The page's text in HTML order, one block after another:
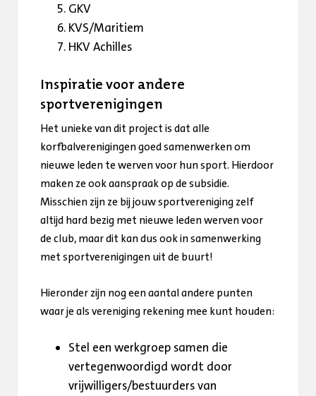
GKV
KVS/Maritiem
HKV Achilles
Inspiratie voor andere
sportverenigingen
Het unieke van dit project is dat alle
korfbalverenigingen goed samenwerken om
nieuwe leden te werven voor hun sport. Hierdoor
maken ze ook aanspraak op de subsidie.
Misschien zijn ze bij jouw sportvereniging zelf
altijd hard bezig met nieuwe leden werven voor
de club, maar dit kan dus ook in samenwerking
met sportverenigingen uit de buurt!
Hieronder zijn nog een aantal andere punten
waar je als vereniging rekening mee kunt houden:
Stel een werkgroep samen die
vertegenwoordigd wordt door
vrijwilligers/bestuurders van